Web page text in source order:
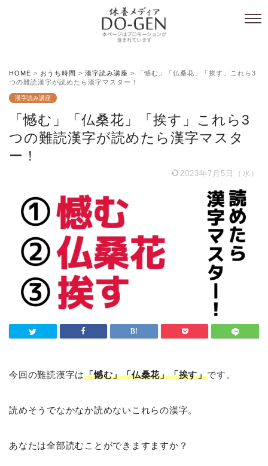
HOME > おうち時間 > 漢字読み講座 >
「憾む」「仏桑花」「挨す」これら3
つの難読漢字が読めたら漢字マスター！
漢字読み講座
「憾む」「仏桑花」「挨す」これら3
つの難読漢字が読めたら漢字マスタ
ー！
2023年7月5日（水）
今回の難読漢字は「憾む」「仏桑花」「挨す」です。
読めそうでなかなか読めないこれらの漢字。
あなたは全部読むことができますますか？